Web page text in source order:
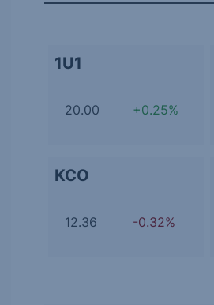
1U1
20.00 +0.25%
KCO
12.36 -0.32%